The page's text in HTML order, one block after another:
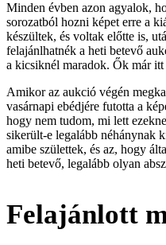
Minden évben azon agyalok,
sorozatból hozni képet erre a
készültek, és voltak előtte is,
felajánlhatnék a heti betevő
a kicsiknél maradok. Ők már
Amikor az aukció végén
vasárnapi ebédjére futotta a
hogy nem tudom, mi lett
sikerült-e legalább néhánynak
amibe születtek, és az, hogy
heti betevő, legalább olyan
Felajánlott